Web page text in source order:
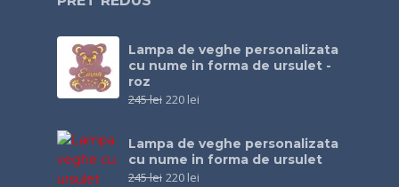
Lampa de veghe personalizata
cu nume in forma de ursulet -
roz
245lei 220 lei
Lampa de veghe personalizata
cu nume in forma de ursulet
245lei 220 lei